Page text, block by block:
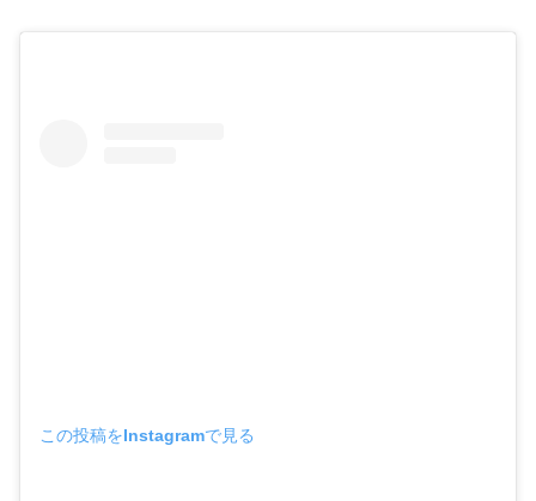
この投稿をInstagramで見る